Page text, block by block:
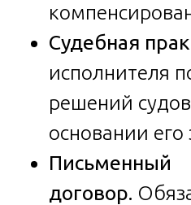
Судебная
исполнителя
решений
основании
Письменный
договор.